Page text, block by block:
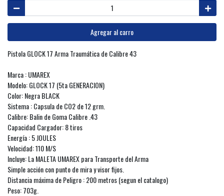
Agregar al carro
Pistola GLOCK 17 Arma Traumática de Calibre 43
Marca : UMAREX
Modelo: GLOCK 17 (5ta GENERACION)
Color: Negra BLACK
Sistema : Capsula de CO2 de 12 grm.
Calibre: Balin de Goma Calibre .43
Capacidad Cargador: 8 tiros
Energía : 5 JOULES
Velocidad: 110 M/S
Incluye: La MALETA UMAREX para Transporte del Arma
Simple acción con punto de mira y visor fijos.
Distancia máxima de Peligro : 200 metros (segun el catalogo)
Peso: 703g.